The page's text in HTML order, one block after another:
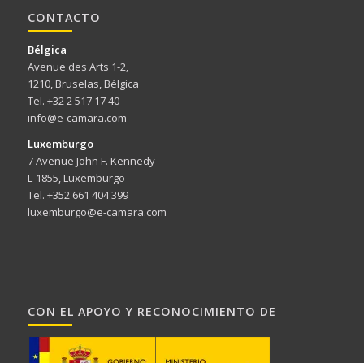
CONTACTO
Bélgica
Avenue des Arts 1-2,
1210, Bruselas, Bélgica
Tel. +32 2 517 17 40
info@e-camara.com
Luxemburgo
7 Avenue John F. Kennedy
L-1855, Luxemburgo
Tel. +352 661 404 399
luxemburgo@e-camara.com
CON EL APOYO Y RECONOCIMIENTO DE